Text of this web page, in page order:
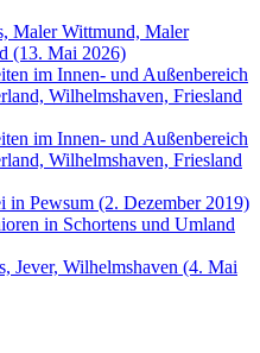
Maler Wittmund, Maler
(13. Mai 2026)
im Innen- und Außenbereich
Wilhelmshaven, Friesland
im Innen- und Außenbereich
Wilhelmshaven, Friesland
in Pewsum (2. Dezember 2019)
in Schortens und Umland
Jever, Wilhelmshaven (4. Mai